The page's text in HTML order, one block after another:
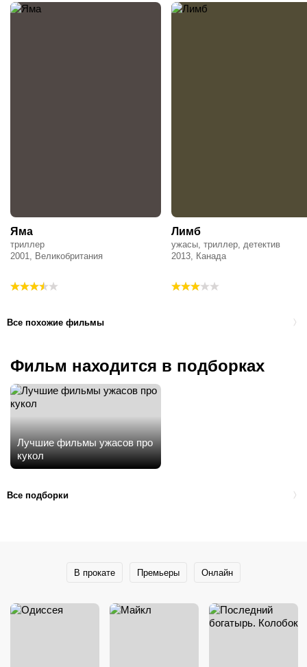
Яма
триллер
2001, Великобритания
Лимб
ужасы, триллер, детектив
2013, Канада
Все похожие фильмы
Фильм находится в подборках
Лучшие фильмы ужасов про
кукол
Все подборки
В прокате Премьеры Онлайн